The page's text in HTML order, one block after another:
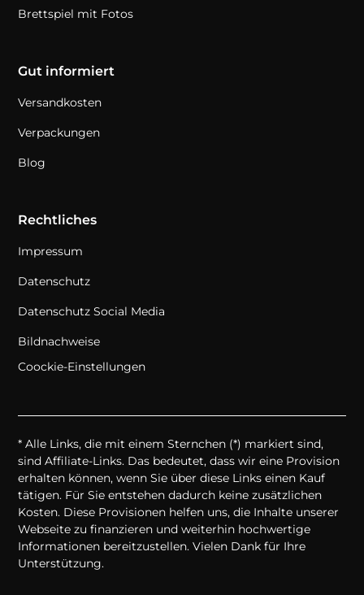
Brettspiel mit Fotos
Gut informiert
Versandkosten
Verpackungen
Blog
Rechtliches
Impressum
Datenschutz
Datenschutz Social Media
Bildnachweise
Coockie-Einstellungen
* Alle Links, die mit einem Sternchen (*) markiert sind,
sind Affiliate-Links. Das bedeutet, dass wir eine Provision
erhalten können, wenn Sie über diese Links einen Kauf
tätigen. Für Sie entstehen dadurch keine zusätzlichen
Kosten. Diese Provisionen helfen uns, die Inhalte unserer
Webseite zu finanzieren und weiterhin hochwertige
Informationen bereitzustellen. Vielen Dank für Ihre
Unterstützung.